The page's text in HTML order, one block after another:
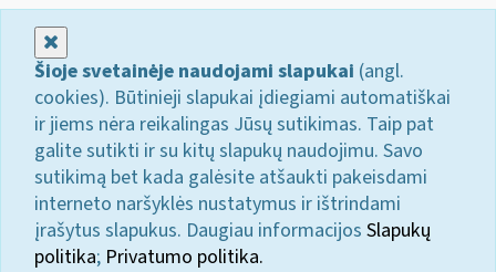
Šioje svetainėje naudojami slapukai (angl.
cookies). Būtinieji slapukai įdiegiami automatiškai
ir jiems nėra reikalingas Jūsų sutikimas. Taip pat
galite sutikti ir su kitų slapukų naudojimu. Savo
sutikimą bet kada galėsite atšaukti pakeisdami
interneto naršyklės nustatymus ir ištrindami
įrašytus slapukus. Daugiau informacijos Slapukų
politika; Privatumo politika.